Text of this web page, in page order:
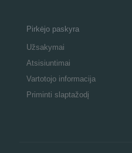
Pirkėjo paskyra
Užsakymai
Atsisiuntimai
Vartotojo informacija
Priminti slaptažodį